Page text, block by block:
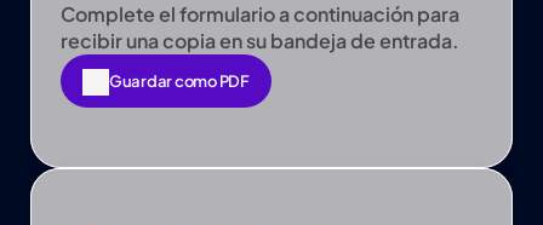
Complete el formulario a continuación para
recibir una copia en su bandeja de entrada.
Guardar como PDF
Guardar como PDF